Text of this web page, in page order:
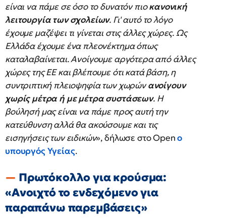
είναι να πάμε σε όσο το δυνατόν πιοκανονική
λειτουργία των σχολείων. Γι' αυτό το λόγο
έχουμε μαζέψει τι γίνεται στις άλλες χώρες. Ως
Ελλάδα έχουμε ένα πλεονέκτημα όπως
καταλαβαίνεται. Ανοίγουμε αργότερα από άλλες
χώρες της ΕΕ και βλέπουμε ότι κατά βάση, η
συντριπτική πλειοψηφία των χωρώνανοίγουν
χωρίς μέτρα ή με μέτρα συστάσεων. Η
βούλησή μας είναι να πάμε προς αυτή την
κατεύθυνση αλλά θα ακούσουμε και τις
εισηγήσεις των ειδικών», δήλωσε στο Openο
υπουργός Υγείας.
Πρωτόκολλο για κρούσμα:
«Ανοιχτό το ενδεχόμενο για
παραπάνω παρεμβάσεις»